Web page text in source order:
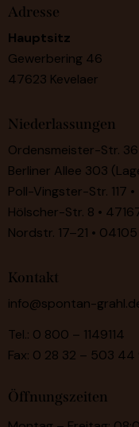
Adresse
Hauptsitz
Gewerbering 46
47623 Kevelaer
Niederlassungen
Ordensmeister-Str.
Berliner Allee 303
Poll-Vingster-Str. 117 •
Hölscher-Str. 8 •
Nordstr. 17–21 •
Kontakt
info@spontan-
Tel.: 0 800 – 1149114
Fax: 0 28 32 – 503 44
Öffnungszeiten